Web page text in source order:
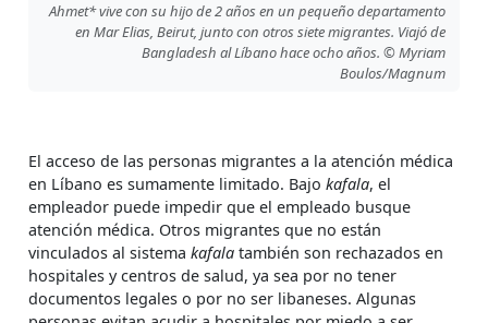
Ahmet* vive con su hijo de 2 años en un pequeño departamento
en Mar Elias, Beirut, junto con otros siete migrantes. Viajó de
Bangladesh al Líbano hace ocho años. © Myriam
Boulos/Magnum
El acceso de las personas migrantes a la atención médica
en Líbano es sumamente limitado. Bajo kafala, el
empleador puede impedir que el empleado busque
atención médica. Otros migrantes que no están
vinculados al sistema kafala también son rechazados en
hospitales y centros de salud, ya sea por no tener
documentos legales o por no ser libaneses. Algunas